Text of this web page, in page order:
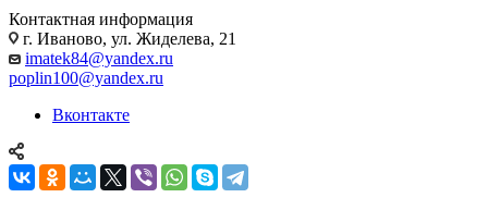
Контактная информация
г. Иваново, ул. Жиделева, 21
imatek84@yandex.ru
poplin100@yandex.ru
Вконтакте